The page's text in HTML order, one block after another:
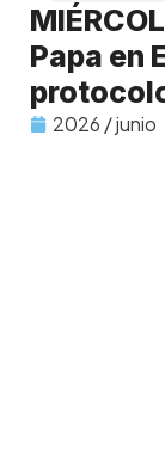
Papa en
2026 / junio